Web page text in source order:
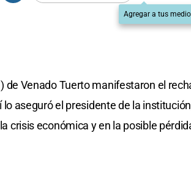
Agregar a tus
de Venado Tuerto manifestaron el
aseguró el presidente de la
crisis económica y en la posible